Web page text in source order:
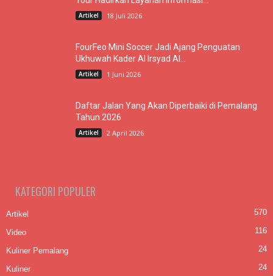
Artikel 18 Juli 2026
FourFeo Mini Soccer Jadi Ajang Penguatan
Ukhuwah Kader Al Irsyad Al...
Artikel 1 Juni 2026
Daftar Jalan Yang Akan Diperbaiki di Pemalang
Tahun 2026
Artikel 2 April 2026
KATEGORI POPULER
Artikel 570
Video 116
Kuliner Pemalang 24
Kuliner 24